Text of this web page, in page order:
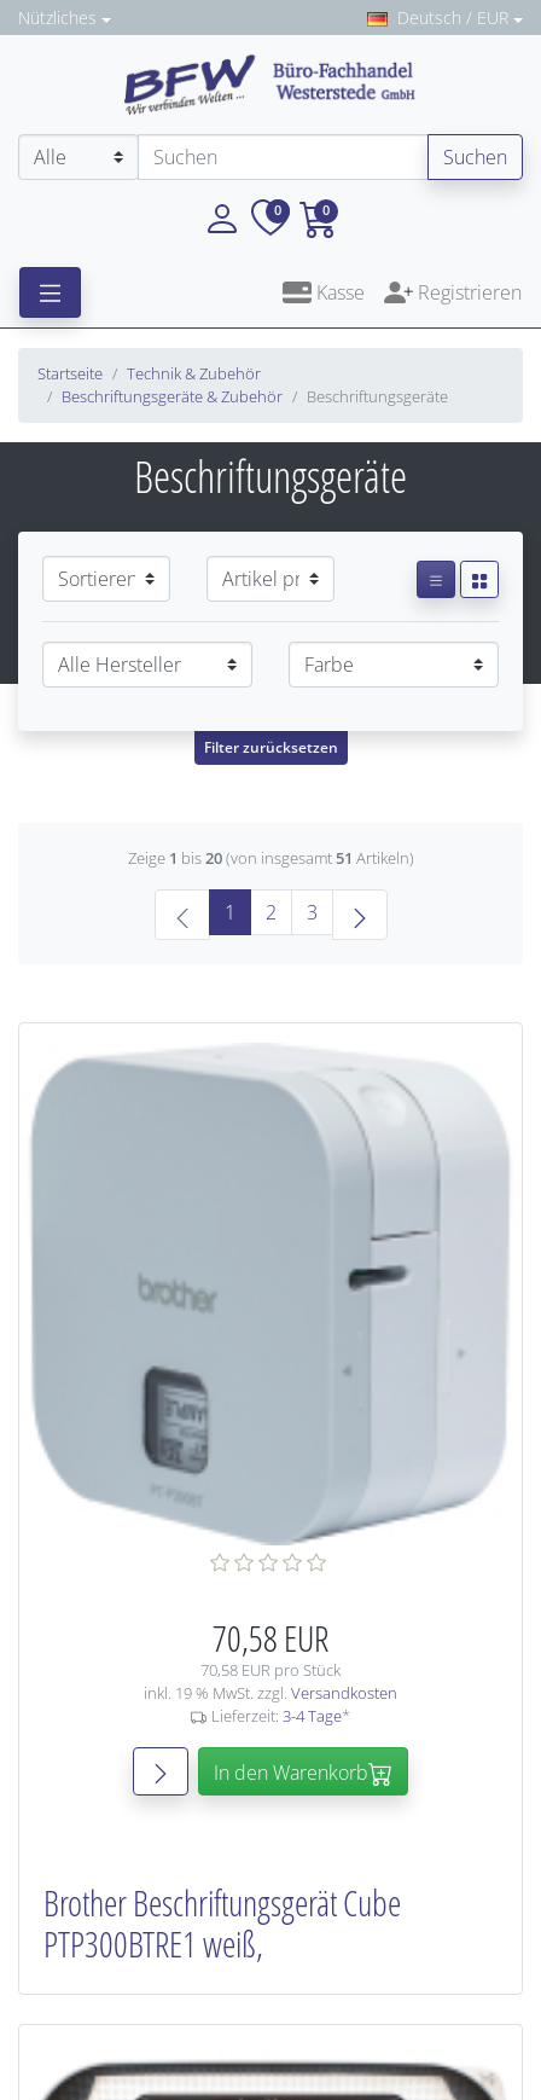
Nützliches Deutsch / EUR
Suchen
0 0
Kasse Registrieren
Startseite
Technik & Zubehör
Beschriftungsgeräte & Zubehör
Beschriftungsgeräte
Beschriftungsgeräte
Filter zurücksetzen
Zeige 1 bis20(von insgesamt51 Artikeln)
1 (current)
2 3
70,58 EUR
70,58 EUR pro Stück
inkl. 19 % MwSt. zzgl. Versandkosten
Lieferzeit: 3-4 Tage*
In den Warenkorb
Brother Beschriftungsgerät Cube
PTP300BTRE1 weiß,